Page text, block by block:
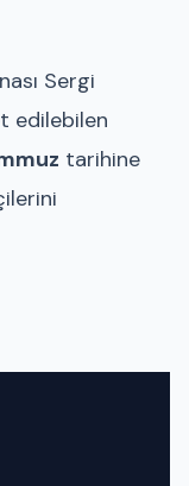
Sergi
edilebilen
tarihine